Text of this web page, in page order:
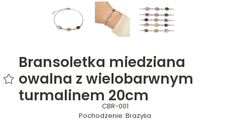
Bransoletka miedziana
owalna z wielobarwnym
turmalinem 20cm
CBR-001
Pochodzenie: Brazylia